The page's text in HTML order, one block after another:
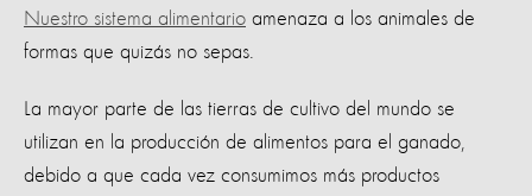
Nuestro sistema alimentario amenaza a los animales de
formas que quizás no sepas.
La mayor parte de las tierras de cultivo del mundo se
utilizan en la producción de alimentos para el ganado,
debido a que cada vez consumimos más productos